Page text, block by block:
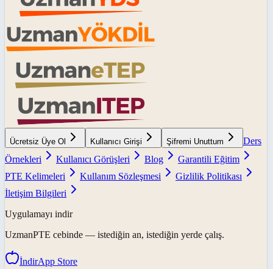
Ücretsiz Üye Ol Kullanıcı Girişi Şifremi Unuttum
Ders
Örnekleri
Kullanıcı Görüşleri Blog
Garantili Eğitim
PTE Kelimeleri
Kullanım Sözleşmesi
Gizlilik Politikası
İletişim Bilgileri
Uygulamayı indir
UzmanPTE cebinde — istediğin an, istediğin yerde çalış.
İndirApp Store